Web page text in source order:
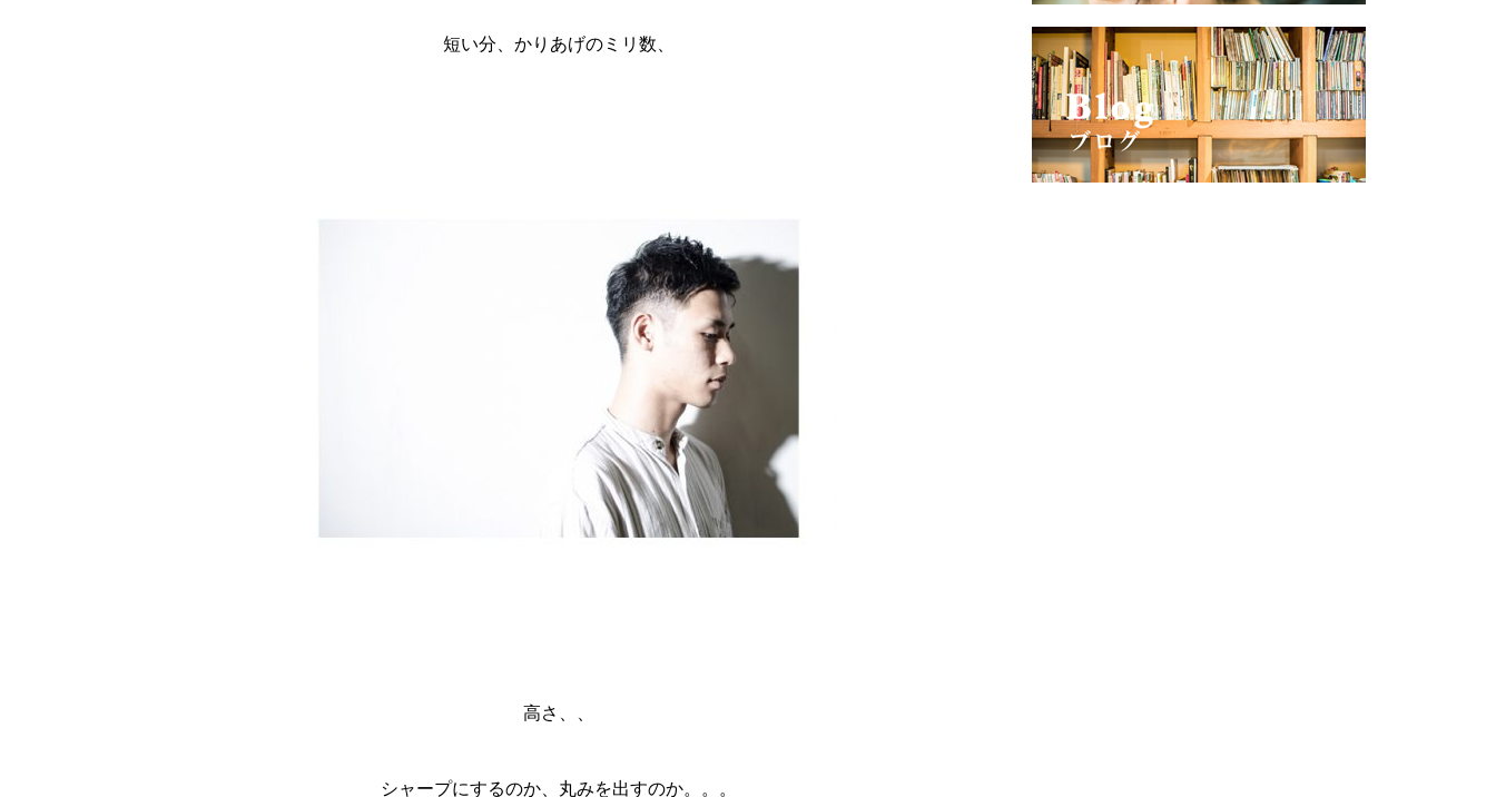
短い分、かりあげのミリ数、
高さ、、
シャープにするのか、丸みを出すのか。。。